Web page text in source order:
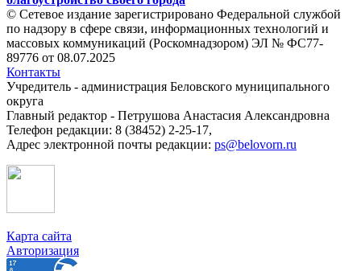
© Сетевое издание зарегистрировано Федеральной службой
по надзору в сфере связи, информационных технологий и
массовых коммуникаций (Роскомнадзором) ЭЛ № ФС77-
89776 от 08.07.2025
Контакты
Учредитель - администрация Беловского муниципального
округа
Главный редактор - Петрушова Анастасия Александровна
Телефон редакции: 8 (38452) 2-25-17,
Адрес электронной почты редакции: ps@belovorn.ru
Карта сайта
Авторизация